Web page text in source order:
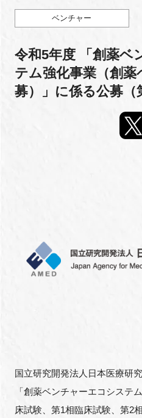
マイページ
LINK-Jを知る
FAQ
イベントお知らせメール登録
ベンチャー
令和5年度 「創薬ベ
テム強化事業（創
募）」に係る公募（
国立研究開発法人日本医療研
「創薬ベンチャーエコシステ
床試験、第1相臨床試験、第2